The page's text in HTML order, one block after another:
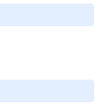
輝ける、新しいライ
EC「Green Beans」
Beans」です。
・子育て世代のお客様